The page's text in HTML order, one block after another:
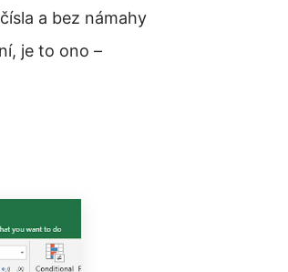
a bez námahy
je to ono –